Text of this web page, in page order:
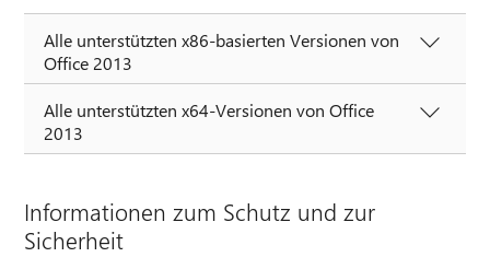
Alle unterstützten x86-basierten Versionen von
Office 2013
Alle unterstützten x64-Versionen von Office
2013
Informationen zum Schutz und zur
Sicherheit